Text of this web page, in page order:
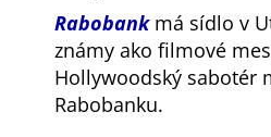
Rabobankmá sídlo v
známy ako filmové
Hollywoodský sabotér
Rabobanku.